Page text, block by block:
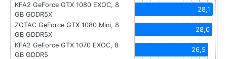
KFA2 GeForce GTX 1080 EXOC, 8
GB GDDR5X
28,1
ZOTAC GeForce GTX 1080 Mini, 8
GB GDDR5X
28,0
KFA2 GeForce GTX 1070 EXOC, 8
GB GDDR5
26,5